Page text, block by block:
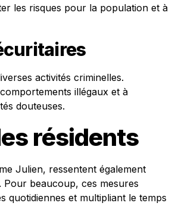
les risques pour la population et à
activités criminelles.
illégaux et à
douteuses.
résidents
Julien, ressentent également
Pour beaucoup, ces mesures
quotidiennes et multipliant le temps